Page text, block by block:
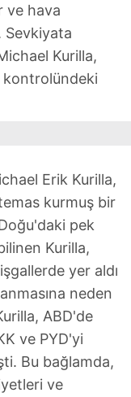
ve hava
Sevkiyata
Kurilla,
kontrolündeki
Erik Kurilla,
kurmuş bir
pek
Kurilla,
yer aldı
neden
ABD'de
ve PYD'yi
Bu bağlamda,
ve